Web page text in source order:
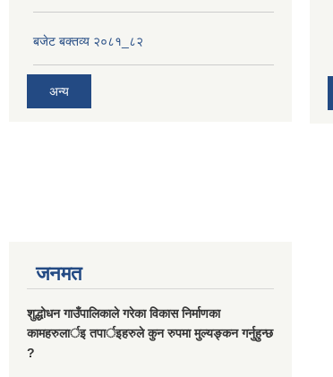
बजेट बक्तव्य २०८१_८२
अन्य
जनमत
शुद्धोधन गाउँपालिकाले गरेका विकास निर्माणका
कामहरुलार्इ तपार्इहरुले कुन रुपमा मुल्यङ्कन गर्नुहुन्छ
?